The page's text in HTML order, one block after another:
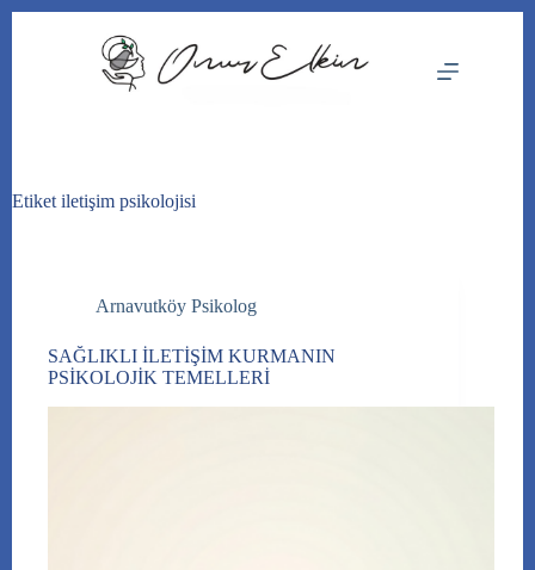
Etiket iletişim psikolojisi
Arnavutköy Psikolog
SAĞLIKLI İLETİŞİM KURMANIN
PSİKOLOJİK TEMELLERİ